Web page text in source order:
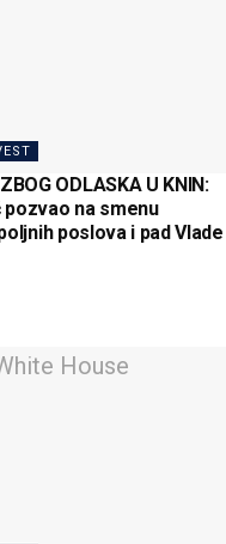
ODLASKA U KNIN:
na smenu
poslova i pad Vlade